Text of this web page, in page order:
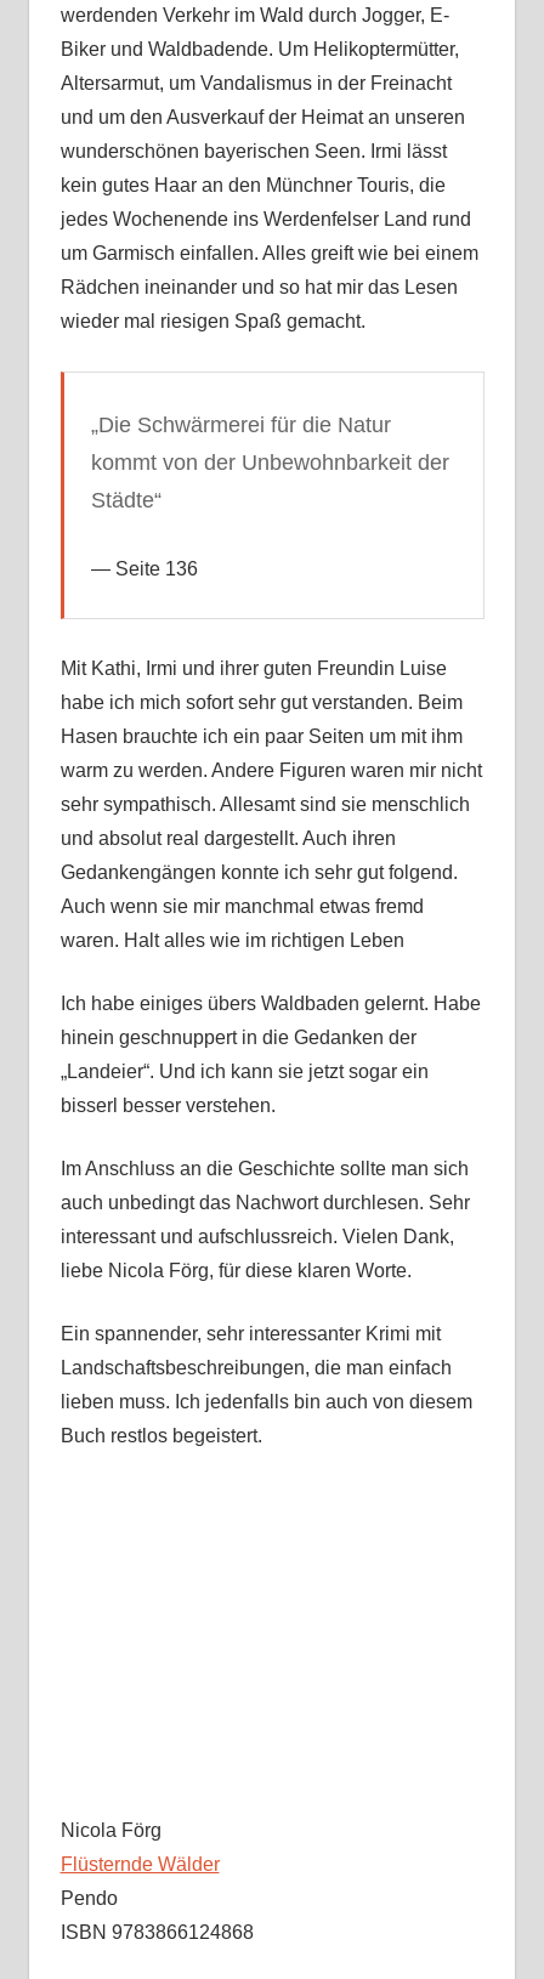
werdenden Verkehr im Wald durch Jogger, E-
Biker und Waldbadende. Um Helikoptermütter,
Altersarmut, um Vandalismus in der Freinacht
und um den Ausverkauf der Heimat an unseren
wunderschönen bayerischen Seen. Irmi lässt
kein gutes Haar an den Münchner Touris, die
jedes Wochenende ins Werdenfelser Land rund
um Garmisch einfallen. Alles greift wie bei einem
Rädchen ineinander und so hat mir das Lesen
wieder mal riesigen Spaß gemacht.
„Die Schwärmerei für die Natur
kommt von der Unbewohnbarkeit der
Städte“
Seite 136
Mit Kathi, Irmi und ihrer guten Freundin Luise
habe ich mich sofort sehr gut verstanden. Beim
Hasen brauchte ich ein paar Seiten um mit ihm
warm zu werden. Andere Figuren waren mir nicht
sehr sympathisch. Allesamt sind sie menschlich
und absolut real dargestellt. Auch ihren
Gedankengängen konnte ich sehr gut folgend.
Auch wenn sie mir manchmal etwas fremd
waren. Halt alles wie im richtigen Leben
Ich habe einiges übers Waldbaden gelernt. Habe
hinein geschnuppert in die Gedanken der
„Landeier“. Und ich kann sie jetzt sogar ein
bisserl besser verstehen.
Im Anschluss an die Geschichte sollte man sich
auch unbedingt das Nachwort durchlesen. Sehr
interessant und aufschlussreich. Vielen Dank,
liebe Nicola Förg, für diese klaren Worte.
Ein spannender, sehr interessanter Krimi mit
Landschaftsbeschreibungen, die man einfach
lieben muss. Ich jedenfalls bin auch von diesem
Buch restlos begeistert.
Nicola Förg
Flüsternde Wälder
Pendo
ISBN 9783866124868